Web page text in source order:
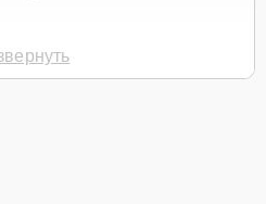
Gen 4 (21DJ001BRU)